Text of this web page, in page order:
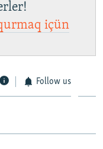
içün
Follow us